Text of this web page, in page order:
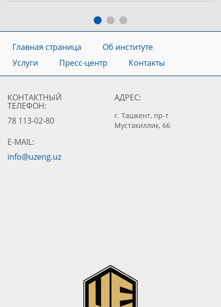
Главная страница
Об институте
Услуги
Пресс-центр Контакты
КОНТАКТНЫЙ
ТЕЛЕФОН:
78 113-02-80
АДРЕС:
г. Ташкент, пр-т
Мустакиллик, 66
E-MAIL:
info@uzeng.uz